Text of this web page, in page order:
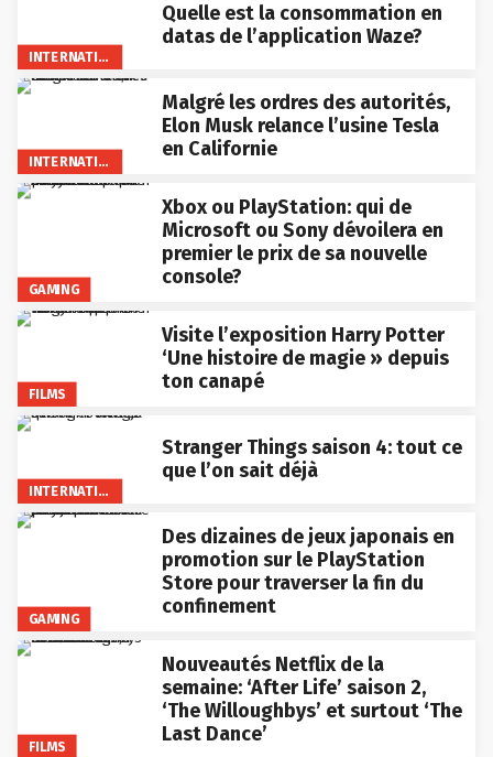
INTERNATIONAL
Quelle est la consommation en
datas de l’application Waze?
INTERNATIONAL
Malgré les ordres des autorités,
Elon Musk relance l’usine Tesla
en Californie
GAMING
Xbox ou PlayStation: qui de
Microsoft ou Sony dévoilera en
premier le prix de sa nouvelle
console?
FILMS
Visite l’exposition Harry Potter
‘Une histoire de magie » depuis
ton canapé
INTERNATIONAL
Stranger Things saison 4: tout ce
que l’on sait déjà
GAMING
Des dizaines de jeux japonais en
promotion sur le PlayStation
Store pour traverser la fin du
confinement
FILMS
Nouveautés Netflix de la
semaine: ‘After Life’ saison 2,
‘The Willoughbys’ et surtout ‘The
Last Dance’